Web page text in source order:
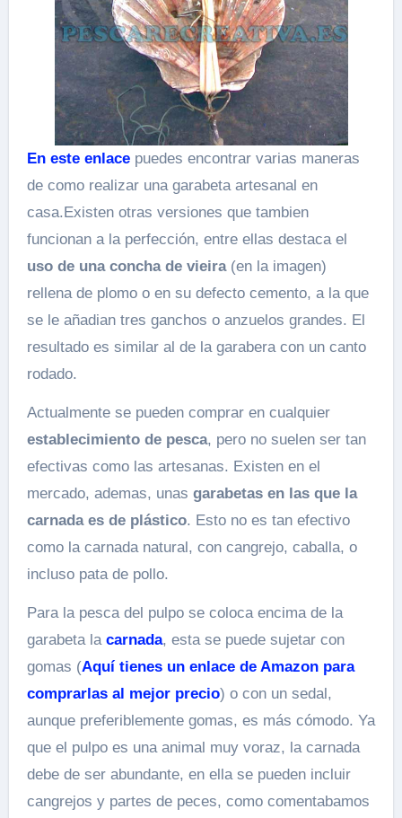
En este enlacepuedes encontrar varias maneras
de como realizar una garabeta artesanal en
casa.Existen otras versiones que tambien
funcionan a la perfección, entre ellas destaca el
uso de una concha de vieira(en la imagen)
rellena de plomo o en su defecto cemento, a la que
se le añadian tres ganchos o anzuelos grandes. El
resultado es similar al de la garabera con un canto
rodado.
Actualmente se pueden comprar en cualquier
establecimiento de pesca, pero no suelen ser tan
efectivas como las artesanas. Existen en el
mercado, ademas, unas garabetas en las que la
carnada es de plástico. Esto no es tan efectivo
como la carnada natural, con cangrejo, caballa, o
incluso pata de pollo.
Para la pesca del pulpo se coloca encima de la
garabeta la carnada, esta se puede sujetar con
gomas (Aquí tienes un enlace de Amazon para
comprarlas al mejor precio) o con un sedal,
aunque preferiblemente gomas, es más cómodo. Ya
que el pulpo es una animal muy voraz, la carnada
debe de ser abundante, en ella se pueden incluir
cangrejos y partes de peces, como comentabamos